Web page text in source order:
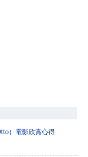
）電影欣賞心得